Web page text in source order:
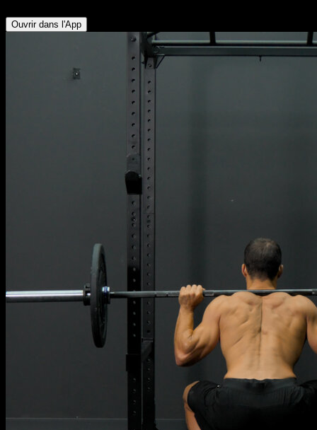
Ouvrir dans l'App